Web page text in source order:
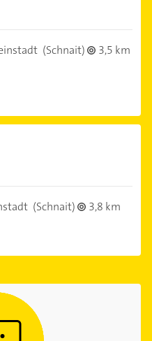
(Schnait)
3,5 km
(Schnait)
3,8 km